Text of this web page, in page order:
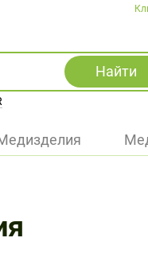
Найти
Избранное
Войти